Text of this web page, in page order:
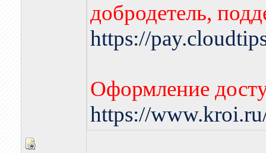
добродетель,
https://
Оформление
https://